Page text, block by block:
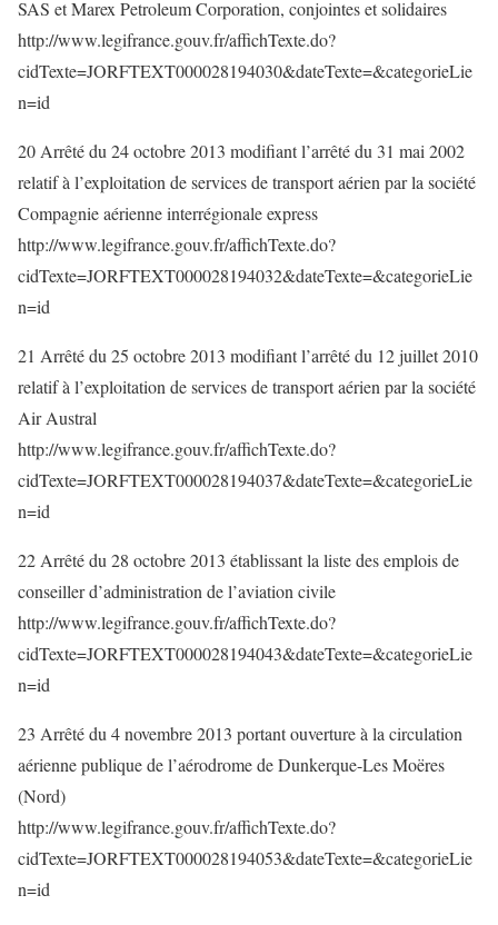
SAS et Marex Petroleum Corporation, conjointes et solidaires
http://www.legifrance.gouv.fr/affichTexte.do?
cidTexte=JORFTEXT000028194030&dateTexte=&categorieLie
n=id
20 Arrêté du 24 octobre 2013 modifiant l’arrêté du 31 mai 2002
relatif à l’exploitation de services de transport aérien par la société
Compagnie aérienne interrégionale express
http://www.legifrance.gouv.fr/affichTexte.do?
cidTexte=JORFTEXT000028194032&dateTexte=&categorieLie
n=id
21 Arrêté du 25 octobre 2013 modifiant l’arrêté du 12 juillet 2010
relatif à l’exploitation de services de transport aérien par la société
Air Austral
http://www.legifrance.gouv.fr/affichTexte.do?
cidTexte=JORFTEXT000028194037&dateTexte=&categorieLie
n=id
22 Arrêté du 28 octobre 2013 établissant la liste des emplois de
conseiller d’administration de l’aviation civile
http://www.legifrance.gouv.fr/affichTexte.do?
cidTexte=JORFTEXT000028194043&dateTexte=&categorieLie
n=id
23 Arrêté du 4 novembre 2013 portant ouverture à la circulation
aérienne publique de l’aérodrome de Dunkerque-Les Moëres
(Nord)
http://www.legifrance.gouv.fr/affichTexte.do?
cidTexte=JORFTEXT000028194053&dateTexte=&categorieLie
n=id